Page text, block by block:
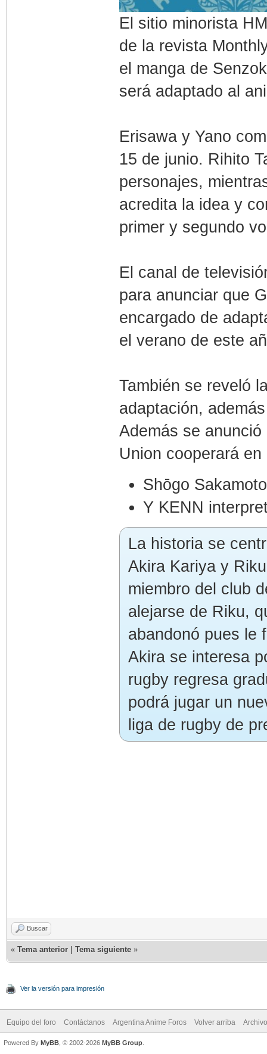
El sitio minorista
de la revista
el manga de
será adaptado al
Erisawa y Yano
15 de junio. Rihito
personajes,
acredita la idea y
primer y segundo
El canal de
para anunciar que
encargado de
el verano de este
También se reveló
adaptación,
Además se
Union cooperará
Shōgo
Y KENN
La historia se
Akira Kariya y
miembro del club
alejarse de Riku,
abandonó pues le
Akira se interesa
rugby regresa
podrá jugar un
liga de rugby de
Buscar
« Tema anterior Tema siguiente »
Ver la versión para impresión
Equipo del foro Contáctanos Argentina Anime Foros Volver arriba
Powered By MyBB , © 2002-2026 MyBB Group